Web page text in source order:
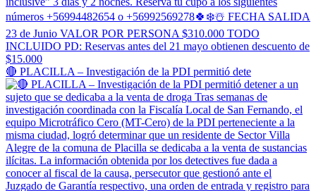
🔴 PLACILLA – Investigación de la PDI permitió dete